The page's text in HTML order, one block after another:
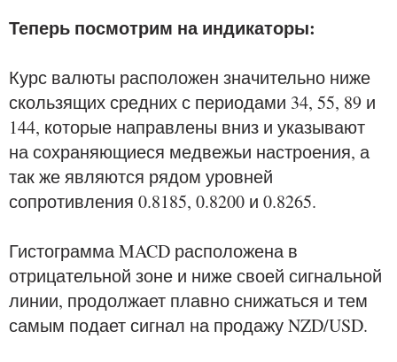
Теперь посмотрим на индикаторы:
Курс валюты расположен значительно ниже
скользящих средних с периодами 34, 55, 89 и
144, которые направлены вниз и указывают
на сохраняющиеся медвежьи настроения, а
так же являются рядом уровней
сопротивления 0.8185, 0.8200 и 0.8265.
Гистограмма MACD расположена в
отрицательной зоне и ниже своей сигнальной
линии, продолжает плавно снижаться и тем
самым подает сигнал на продажу NZD/USD.